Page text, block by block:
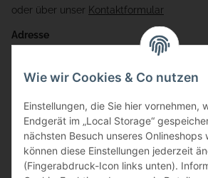
oder über unser Kontaktformular
Adresse
Gewerbering 17
84072 Au i.d. Hallertau
info@bauer-tore.de
Wie wir Cookies & Co nutzen
Einstellungen, die Sie hier vornehmen,
Endgerät im „Local Storage“
nächsten Besuch unseres Onlineshops
können diese Einstellungen jederzeit
(Fingerabdruck-Icon links unten).